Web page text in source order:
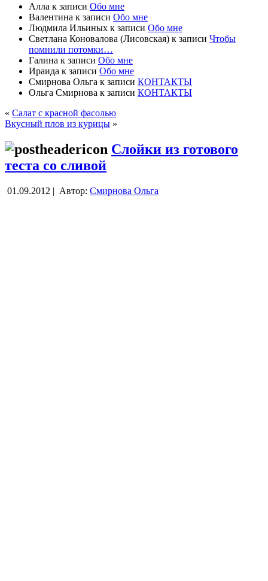
Алла к записи Обо мне
Валентина к записи Обо мне
Людмила Ильиных к записи Обо мне
Светлана Коновалова (Лисовская) к записи Чтобы
помнили потомки…
Галина к записи Обо мне
Ираида к записи Обо мне
Смирнова Ольга к записи КОНТАКТЫ
Ольга Смирнова к записи КОНТАКТЫ
« Салат с красной фасолью
Вкусный плов из курицы »
Слойки из готового
теста со сливой
01.09.2012 | Автор: Смирнова Ольга